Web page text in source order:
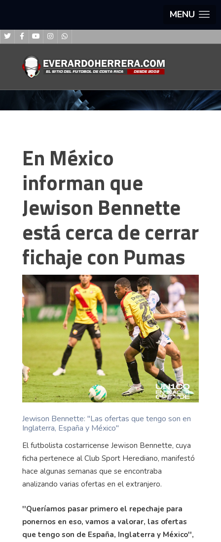
MENU
En México
informan que
Jewison Bennette
está cerca de cerrar
fichaje con Pumas
Jewison Bennette: ''Las ofertas que tengo son en
Inglaterra, España y México''
El futbolista costarricense Jewison Bennette, cuya
ficha pertenece al Club Sport Herediano, manifestó
hace algunas semanas que se encontraba
analizando varias ofertas en el extranjero.
''Queríamos pasar primero el repechaje para
ponernos en eso, vamos a valorar, las ofertas
que tengo son de España, Inglaterra y México'',